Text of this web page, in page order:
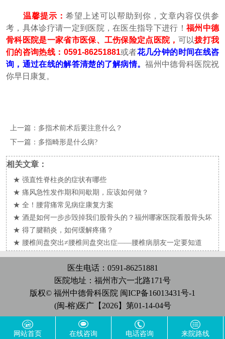
温馨提示： 希望上述可以帮助到你，文章内容仅供参
考，具体诊疗请一定到医院，在医生指导下进行！福州中德
骨科医院是一家省市医保、工伤保险定点医院， 可以拨打我
们的咨询热线：0591-86251881或者花几分钟的时间在线咨
询，通过在线的解答清楚的了解病情。福州中德骨科医院祝
你早日康复。
上一篇： 多指术前术后要注意什么？
下一篇： 多指畸形是什么病?
相关文章：
★强直性脊柱炎的症状有哪些
★痛风急性发作期和间歇期，应该如何做？
★全！腰背痛常见病症康复方案
★酒是如何一步步毁掉我们股骨头的？福州哪家医院看股骨头坏
死好?
★得了腱鞘炎，如何缓解疼痛？
★ 腰椎间盘突出≠腰椎间盘突出症——腰椎病朋友一定要知道
的！
医生电话：0591-86251881
医院地址：福州市六一北路171号
版权© 福州中德骨科医院 闽ICP备16013431号-1
(闽-榕)医广【2026】第01-14-04号
网站首页 在线咨询 电话咨询 来院路线